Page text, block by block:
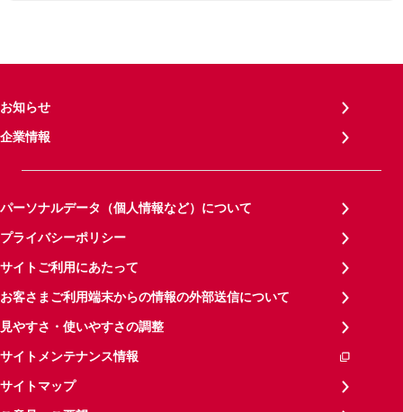
お知らせ
企業情報
パーソナルデータ（個人情報など）について
プライバシーポリシー
サイトご利用にあたって
お客さまご利用端末からの情報の外部送信について
見やすさ・使いやすさの調整
サイトメンテナンス情報
サイトマップ